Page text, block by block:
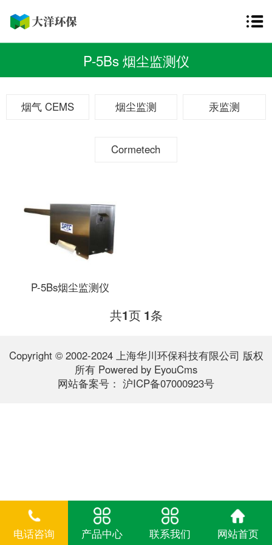
P-5Bs 烟尘监测仪
烟气 CEMS 烟尘监测 汞监测
Cormetech
P-5Bs烟尘监测仪
共1页 1条
Copyright © 2002-2024 上海华川环保科技有限公司 版权
所有 Powered by EyouCms
网站备案号： 沪ICP备07000923号
电话咨询 产品中心 联系我们 网站首页